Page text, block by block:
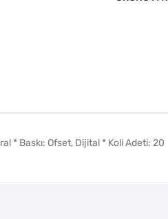
* Baskı: Ofset, Dijital * Koli Adeti: 20